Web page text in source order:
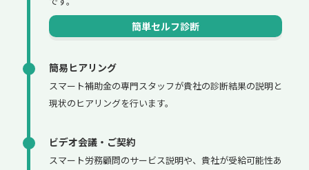
簡単セルフ診断
簡易ヒアリング
スマート補助金の専門スタッフが貴社の診断結果の説明と
現状のヒアリングを行います。
ビデオ会議・ご契約
スマート労務顧問のサービス説明や、貴社が受給可能性あ